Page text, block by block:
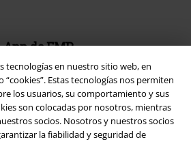
tecnologías en nuestro sitio web, en
Estas tecnologías nos permiten
los usuarios, su comportamiento y sus
son colocadas por nosotros, mientras
socios. Nosotros y nuestros socios
la fiabilidad y seguridad de
App de EMP
totalmente GRATIS y disfruta de todas
funciones y ventajas!